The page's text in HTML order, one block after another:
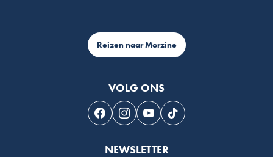
Reizen naar Morzine
VOLG ONS
Volg ons op Facebook
Volg ons op Instagram
Volg ons op Youtube
Volg ons op Tiktok
NEWSLETTER